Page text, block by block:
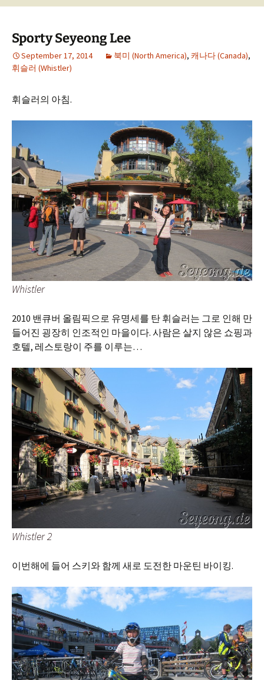
Sporty Seyeong Lee
September 17, 2014 북미 (North America), 캐나다 (Canada),
휘슬러 (Whistler)
휘슬러의 아침.
Whistler
2010 밴큐버 올림픽으로 유명세를 탄 휘슬러는 그로 인해 만
들어진 굉장히 인조적인 마을이다. 사람은 살지 않은 쇼핑과
호텔, 레스토랑이 주를 이루는…
Whistler 2
이번해에 들어 스키와 함께 새로 도전한 마운틴 바이킹.